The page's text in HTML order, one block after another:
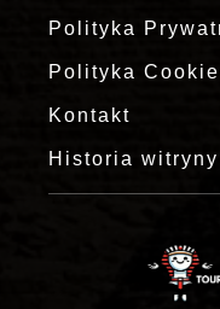
Polityka
Polityka
Kontakt
Historia witryny